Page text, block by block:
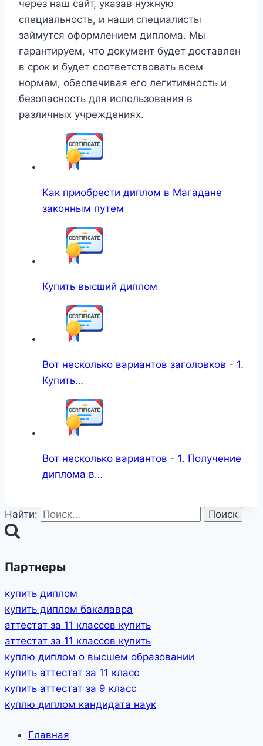
через наш сайт, указав нужную
специальность, и наши специалисты
займутся оформлением диплома. Мы
гарантируем, что документ будет доставлен
в срок и будет соответствовать всем
нормам, обеспечивая его легитимность и
безопасность для использования в
различных учреждениях.
Как приобрести диплом в Магадане
законным путем
Купить высший диплом
Вот несколько вариантов заголовков - 1.
Купить…
Вот несколько вариантов - 1. Получение
диплома в…
Найти:
Партнеры
купить диплом
купить диплом бакалавра
аттестат за 11 классов купить
аттестат за 11 классов купить
куплю диплом о высшем образовании
купить аттестат за 11 класс
купить аттестат за 9 класс
куплю диплом кандидата наук
Главная